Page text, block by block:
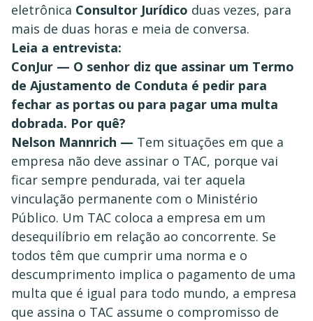
eletrônica Consultor Jurídico duas vezes, para
mais de duas horas e meia de conversa.
Leia a entrevista:
ConJur — O senhor diz que assinar um Termo
de Ajustamento de Conduta é pedir para
fechar as portas ou para pagar uma multa
dobrada. Por quê?
Nelson Mannrich — Tem situações em que a
empresa não deve assinar o TAC, porque vai
ficar sempre pendurada, vai ter aquela
vinculação permanente com o Ministério
Público. Um TAC coloca a empresa em um
desequilíbrio em relação ao concorrente. Se
todos têm que cumprir uma norma e o
descumprimento implica o pagamento de uma
multa que é igual para todo mundo, a empresa
que assina o TAC assume o compromisso de